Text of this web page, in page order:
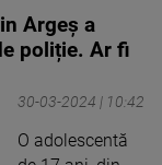
Argeș a
poliție. Ar fi
30-03-2024 | 10:42
O adolescentă